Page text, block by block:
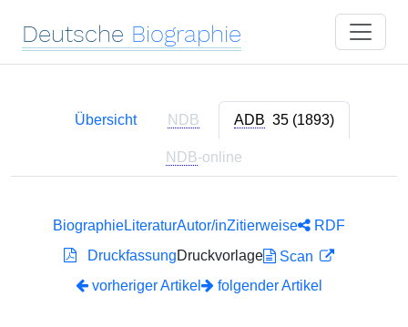
Deutsche Biographie
Übersicht NDB ADB 35 (1893)
NDB-online
BiographieLiteraturAutor/inZitierweise
RDF
DruckfassungDruckvorlage
Scan
vorheriger Artikel
folgender Artikel